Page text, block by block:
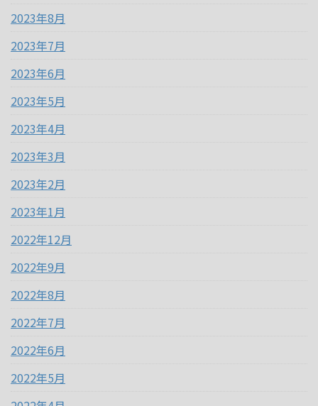
2023年8月
2023年7月
2023年6月
2023年5月
2023年4月
2023年3月
2023年2月
2023年1月
2022年12月
2022年9月
2022年8月
2022年7月
2022年6月
2022年5月